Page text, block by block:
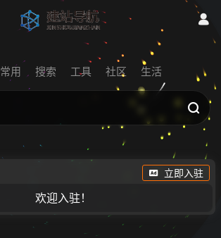
常用 搜索 工具 社区 生活
立即入驻
欢迎入驻！